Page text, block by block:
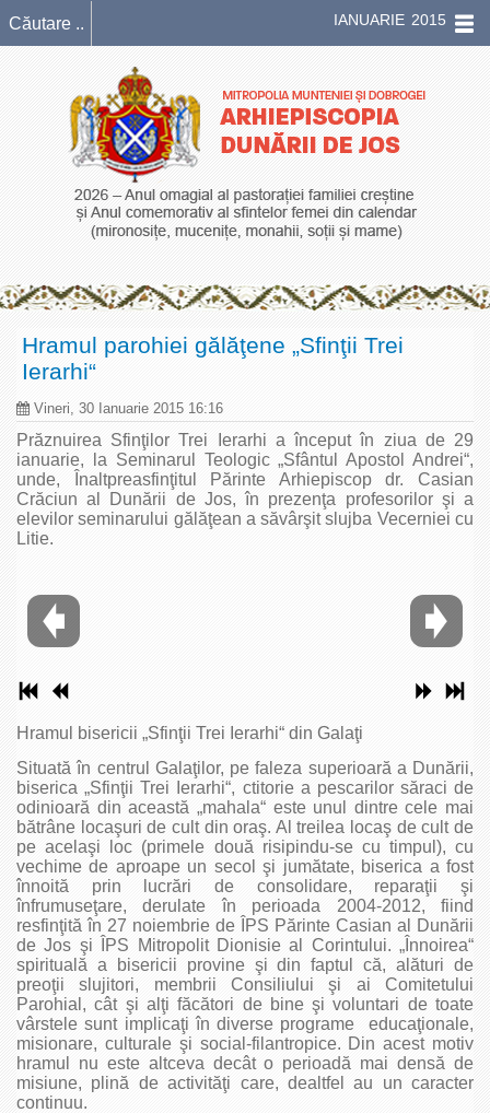
IANUARIE 2015
Hramul parohiei gălăţene „Sfinţii Trei
Ierarhi“
Vineri, 30 Ianuarie 2015 16:16
Prăznuirea Sfinţilor Trei Ierarhi a început în ziua de 29
ianuarie, la Seminarul Teologic „Sfântul Apostol Andrei“,
unde, Înaltpreasfinţitul Părinte Arhiepiscop dr. Casian
Crăciun al Dunării de Jos, în prezenţa profesorilor şi a
elevilor seminarului gălăţean a săvârşit slujba Vecerniei cu
Litie.
Hramul bisericii „Sfinţii Trei Ierarhi“ din Galaţi
Situată în centrul Galaţilor, pe faleza superioară a Dunării,
biserica „Sfinţii Trei Ierarhi“, ctitorie a pescarilor săraci de
odinioară din această „mahala“ este unul dintre cele mai
bătrâne locaşuri de cult din oraş. Al treilea locaş de cult de
pe acelaşi loc (primele două risipindu-se cu timpul), cu
vechime de aproape un secol şi jumătate, biserica a fost
înnoită prin lucrări de consolidare, reparaţii şi
înfrumuseţare, derulate în perioada 2004-2012, fiind
resfinţită în 27 noiembrie de ÎPS Părinte Casian al Dunării
de Jos şi ÎPS Mitropolit Dionisie al Corintului. „Înnoirea“
spirituală a bisericii provine şi din faptul că, alături de
preoţii slujitori, membrii Consiliului şi ai Comitetului
Parohial, cât şi alţi făcători de bine şi voluntari de toate
vârstele sunt implicaţi în diverse programe educaţionale,
misionare, culturale şi social-filantropice. Din acest motiv
hramul nu este altceva decât o perioadă mai densă de
misiune, plină de activităţi care, dealtfel au un caracter
continuu.